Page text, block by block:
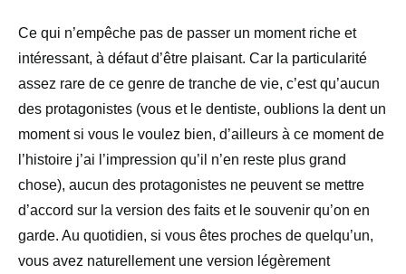
Ce qui n’empêche pas de passer un moment riche et
intéressant, à défaut d’être plaisant. Car la particularité
assez rare de ce genre de tranche de vie, c’est qu’aucun
des protagonistes (vous et le dentiste, oublions la dent un
moment si vous le voulez bien, d’ailleurs à ce moment de
l’histoire j’ai l’impression qu’il n’en reste plus grand
chose), aucun des protagonistes ne peuvent se mettre
d’accord sur la version des faits et le souvenir qu’on en
garde. Au quotidien, si vous êtes proches de quelqu’un,
vous avez naturellement une version légèrement